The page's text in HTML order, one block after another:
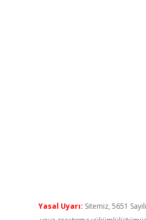
Yasal Uyarı: Sitemiz, 5651